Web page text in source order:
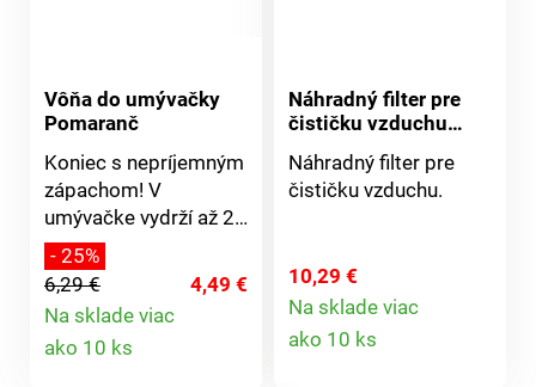
Vôňa do umývačky
Pomaranč
Koniec s nepríjemným
zápachom! V
umývačke vydrží až 25
umytí a v chladničke
viac ako 4 týždne.
Plast, ? 8-11,5 cm.
Jablková vôňa.
Citrónová vôňa.
- 25%
6,29 €
4,49 €
Na sklade viac
ako 10 ks
Náhradný filter pre
čističku vzduchu
Náhradný filter pre
čističku vzduchu.
10,29 €
Na sklade viac
ako 10 ks